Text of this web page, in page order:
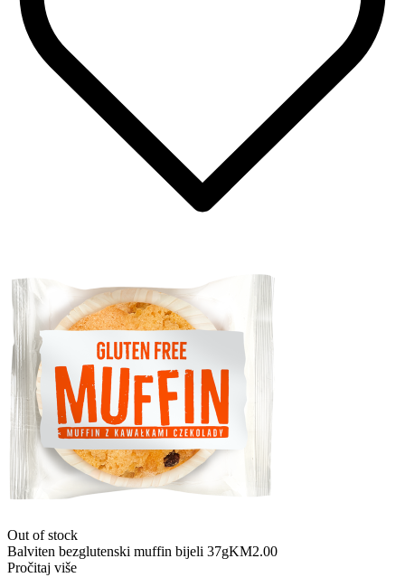
Out of stock
Balviten bezglutenski muffin bijeli 37gKM2.00
Pročitaj više